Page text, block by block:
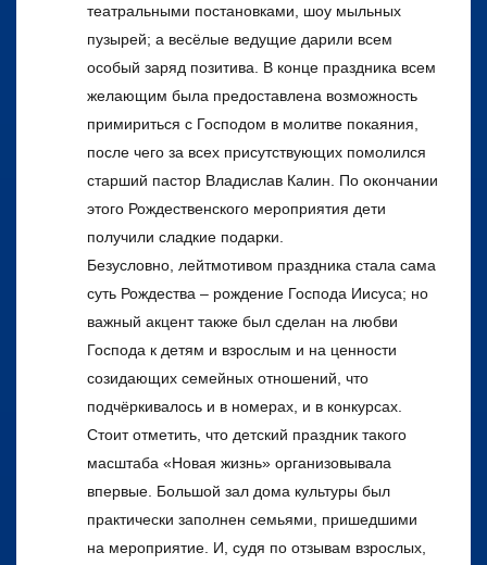
театральными постановками, шоу мыльных
пузырей; а весёлые ведущие дарили всем
особый заряд позитива. В конце праздника всем
желающим была предоставлена возможность
примириться с Господом в молитве покаяния,
после чего за всех присутствующих помолился
старший пастор Владислав Калин. По окончании
этого Рождественского мероприятия дети
получили сладкие подарки.
Безусловно, лейтмотивом праздника стала сама
суть Рождества – рождение Господа Иисуса; но
важный акцент также был сделан на любви
Господа к детям и взрослым и на ценности
созидающих семейных отношений, что
подчёркивалось и в номерах, и в конкурсах.
Стоит отметить, что детский праздник такого
масштаба «Новая жизнь» организовывала
впервые. Большой зал дома культуры был
практически заполнен семьями, пришедшими
на мероприятие. И, судя по отзывам взрослых,